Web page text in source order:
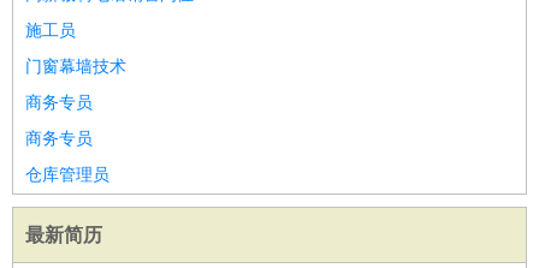
施工员
门窗幕墙技术
商务专员
商务专员
仓库管理员
最新简历